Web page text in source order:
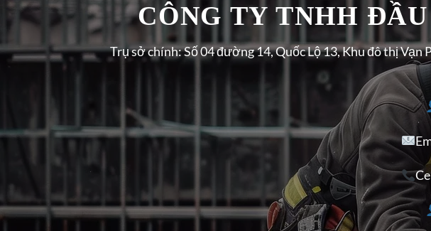
CÔNG TY TNHH
Trụ sở chính: Số 04 đường 14, Quốc Lộ 13, Khu đô thị